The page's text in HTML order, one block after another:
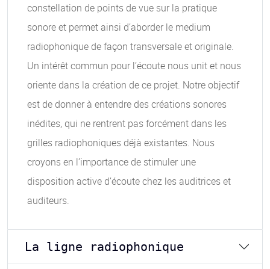
constellation de points de vue sur la pratique
sonore et permet ainsi d’aborder le medium
radiophonique de façon transversale et originale.
Un intérêt commun pour l’écoute nous unit et nous
oriente dans la création de ce projet. Notre objectif
est de donner à entendre des créations sonores
inédites, qui ne rentrent pas forcément dans les
grilles radiophoniques déjà existantes. Nous
croyons en l’importance de stimuler une
disposition active d’écoute chez les auditrices et
auditeurs.
La ligne radiophonique